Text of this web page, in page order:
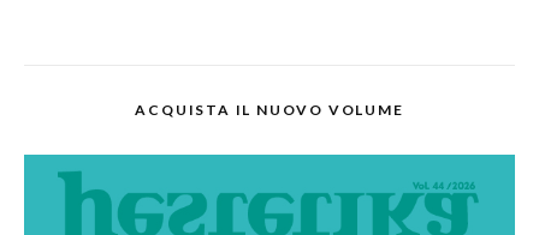
ACQUISTA IL NUOVO VOLUME